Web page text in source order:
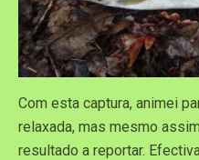
Com esta captura, animei
relaxada, mas mesmo
resultado a reportar.